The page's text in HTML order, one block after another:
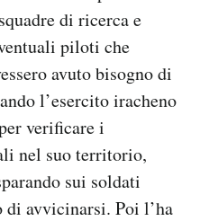
di ricerca e
piloti che
avuto bisogno di
l’esercito iracheno
verificare i
nel suo territorio,
sui soldati
avvicinarsi. Poi l’ha